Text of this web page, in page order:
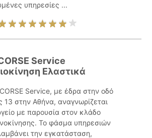
υπηρεσίες ...
Service
Ελαστικά
Service, με έδρα στην οδό
13 στην Αθήνα, αναγνωρίζεται
με παρουσία στον κλάδο
Το φάσμα υπηρεσιών
την εγκατάσταση,